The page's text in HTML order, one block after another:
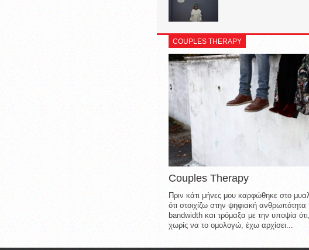
COUPLES THERAPY
Couples Therapy
Πριν κάτι μήνες μου καρφώθηκε στο
ότι στοιχίζω στην ψηφιακή
bandwidth και τρόμαξα με την υποψία
χωρίς να το ομολογώ, έχω αρχίσει...